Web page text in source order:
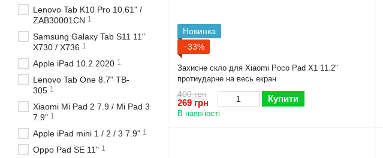
Новинка
−33%
Захисне скло для Xiaomi Poco Pad X1 11.2"
протиударне на весь екран
400 грн
269 грн Купити
В наявності
Lenovo Tab K10 Pro 10.61" /
ZAB30001CN 1
Samsung Galaxy Tab S11 11"
X730 / X736 1
Apple iPad 10.2 2020 1
Lenovo Tab One 8.7" TB-
305 1
Xiaomi Mi Pad 2 7.9 / Mi Pad 3
7.9" 1
Apple iPad mini 1 / 2 / 3 7.9" 1
Oppo Pad SE 11" 1